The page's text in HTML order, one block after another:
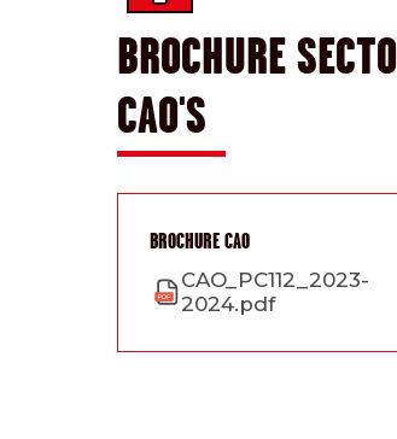
BROCHURE
CAO'S
BROCHURE CAO
CAO_PC112_2023-
2024.pdf